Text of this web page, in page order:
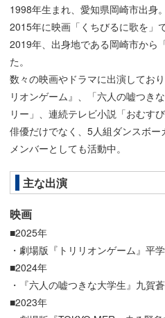
1998年生まれ、愛知県岡崎市出身。
2015年に映画「くちびるに歌を」
2019年、出身地である岡崎市から
た。
数々の映画やドラマに出演してお
リオンゲーム』、「六人の嘘つき
リー」、連続テレビ小説「おむすび
俳優だけでなく、5人組ダンスボ
メンバーとしても活動中。
主な出演
映画
■2025年
・劇場版『トリリオンゲーム』平
■2024年
・『六人の嘘つきな大学生』九賀
■2023年